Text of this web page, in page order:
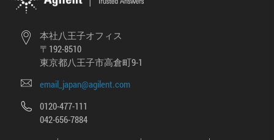
本社八王子オフィス
〒192-8510
東京都八王子市高倉町9-1
email_japan@agilent.com
0120-477-111
042-656-7884